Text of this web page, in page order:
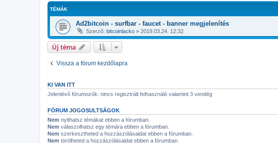
TÉMÁK
Ad2bitcoin - surfbar - faucet - banner megjelenítés
Szerző: bitcoinlacko » 2019.03.24. 12:32
Új téma
Vissza a fórum kezdőlapra
KI VAN ITT
Jelenlévő fórumozók: nincs regisztrált felhasználó valamint 3 vendég
FÓRUM JOGOSULTSÁGOK
Nem nyithatsz témákat ebben a fórumban.
Nem válaszolhatsz egy témára ebben a fórumban.
Nem szerkesztheted a hozzászólásaidat ebben a fórumban.
Nem törölheted a hozzászólásaidat ebben a fórumban.